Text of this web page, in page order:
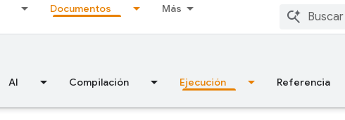
Documentos Más
AI Compilación Ejecución Referencia